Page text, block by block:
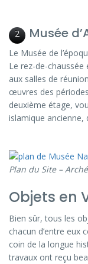
2 Musée
Le Musée de
Le rez-de-
aux salles de
œuvres des
deuxième étage,
islamique ancienne,
Plan du Site –
Objets en
Bien sûr, tous les
chacun d’entre eux
coin de la longue
travaux ont reçu